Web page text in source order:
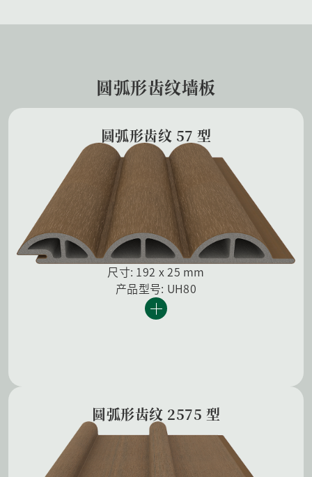
圆弧形齿纹墙板
圆弧形齿纹 57 型
尺寸: 192 x 25 mm
产品型号: UH80
圆弧形齿纹 2575 型